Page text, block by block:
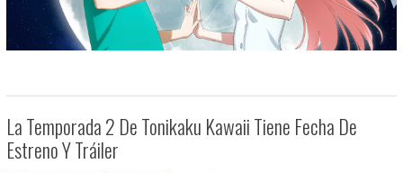
La Temporada 2 De Tonikaku Kawaii Tiene Fecha De
Estreno Y Tráiler